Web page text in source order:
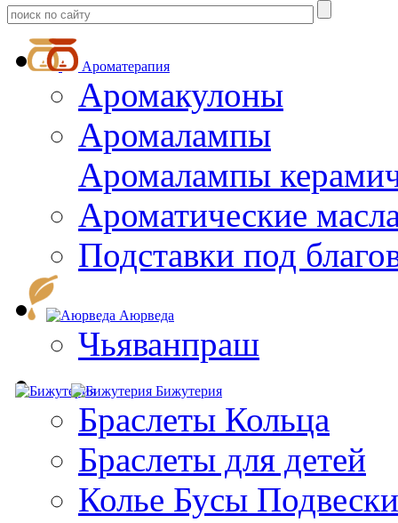
Ароматерапия
Аромакулоны
Аромалампы
Aромалампы
Ароматические
Подставки под
Аюрведа
Чьяванпраш
Бижутерия
Браслеты Кольца
Браслеты для детей
Колье Бусы Подвески